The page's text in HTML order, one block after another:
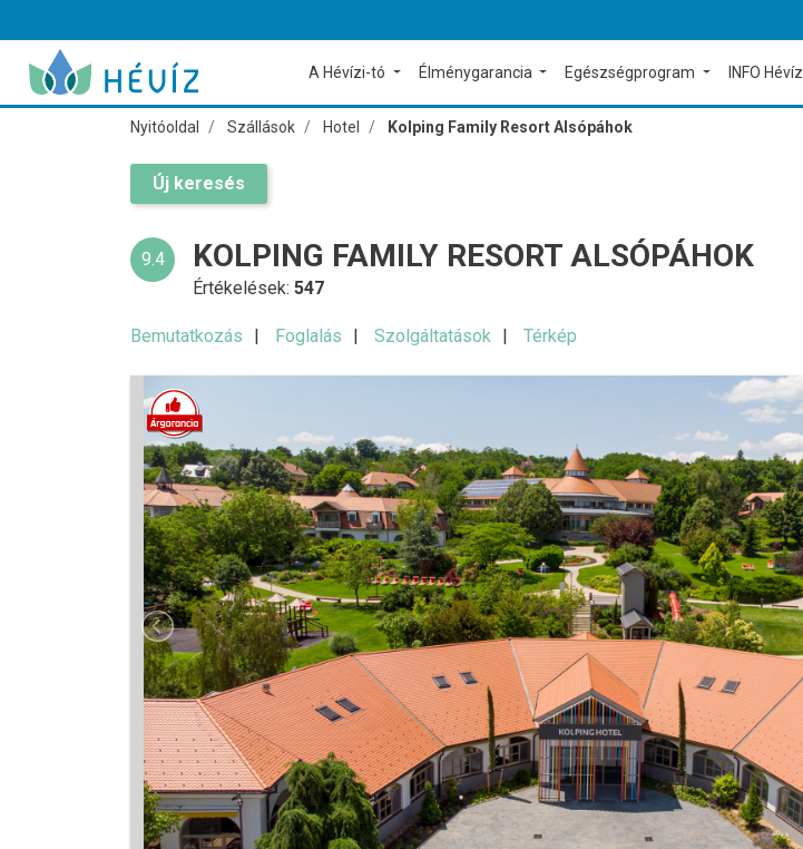
A Hévízi-tó Élménygarancia Egészségprogram INFO Hévíz
Nyitóoldal Szállások Hotel Kolping Family Resort Alsópáhok
Új keresés
9.4 KOLPING FAMILY RESORT ALSÓPÁHOK
Értékelések:547
Bemutatkozás Foglalás Szolgáltatások Térkép